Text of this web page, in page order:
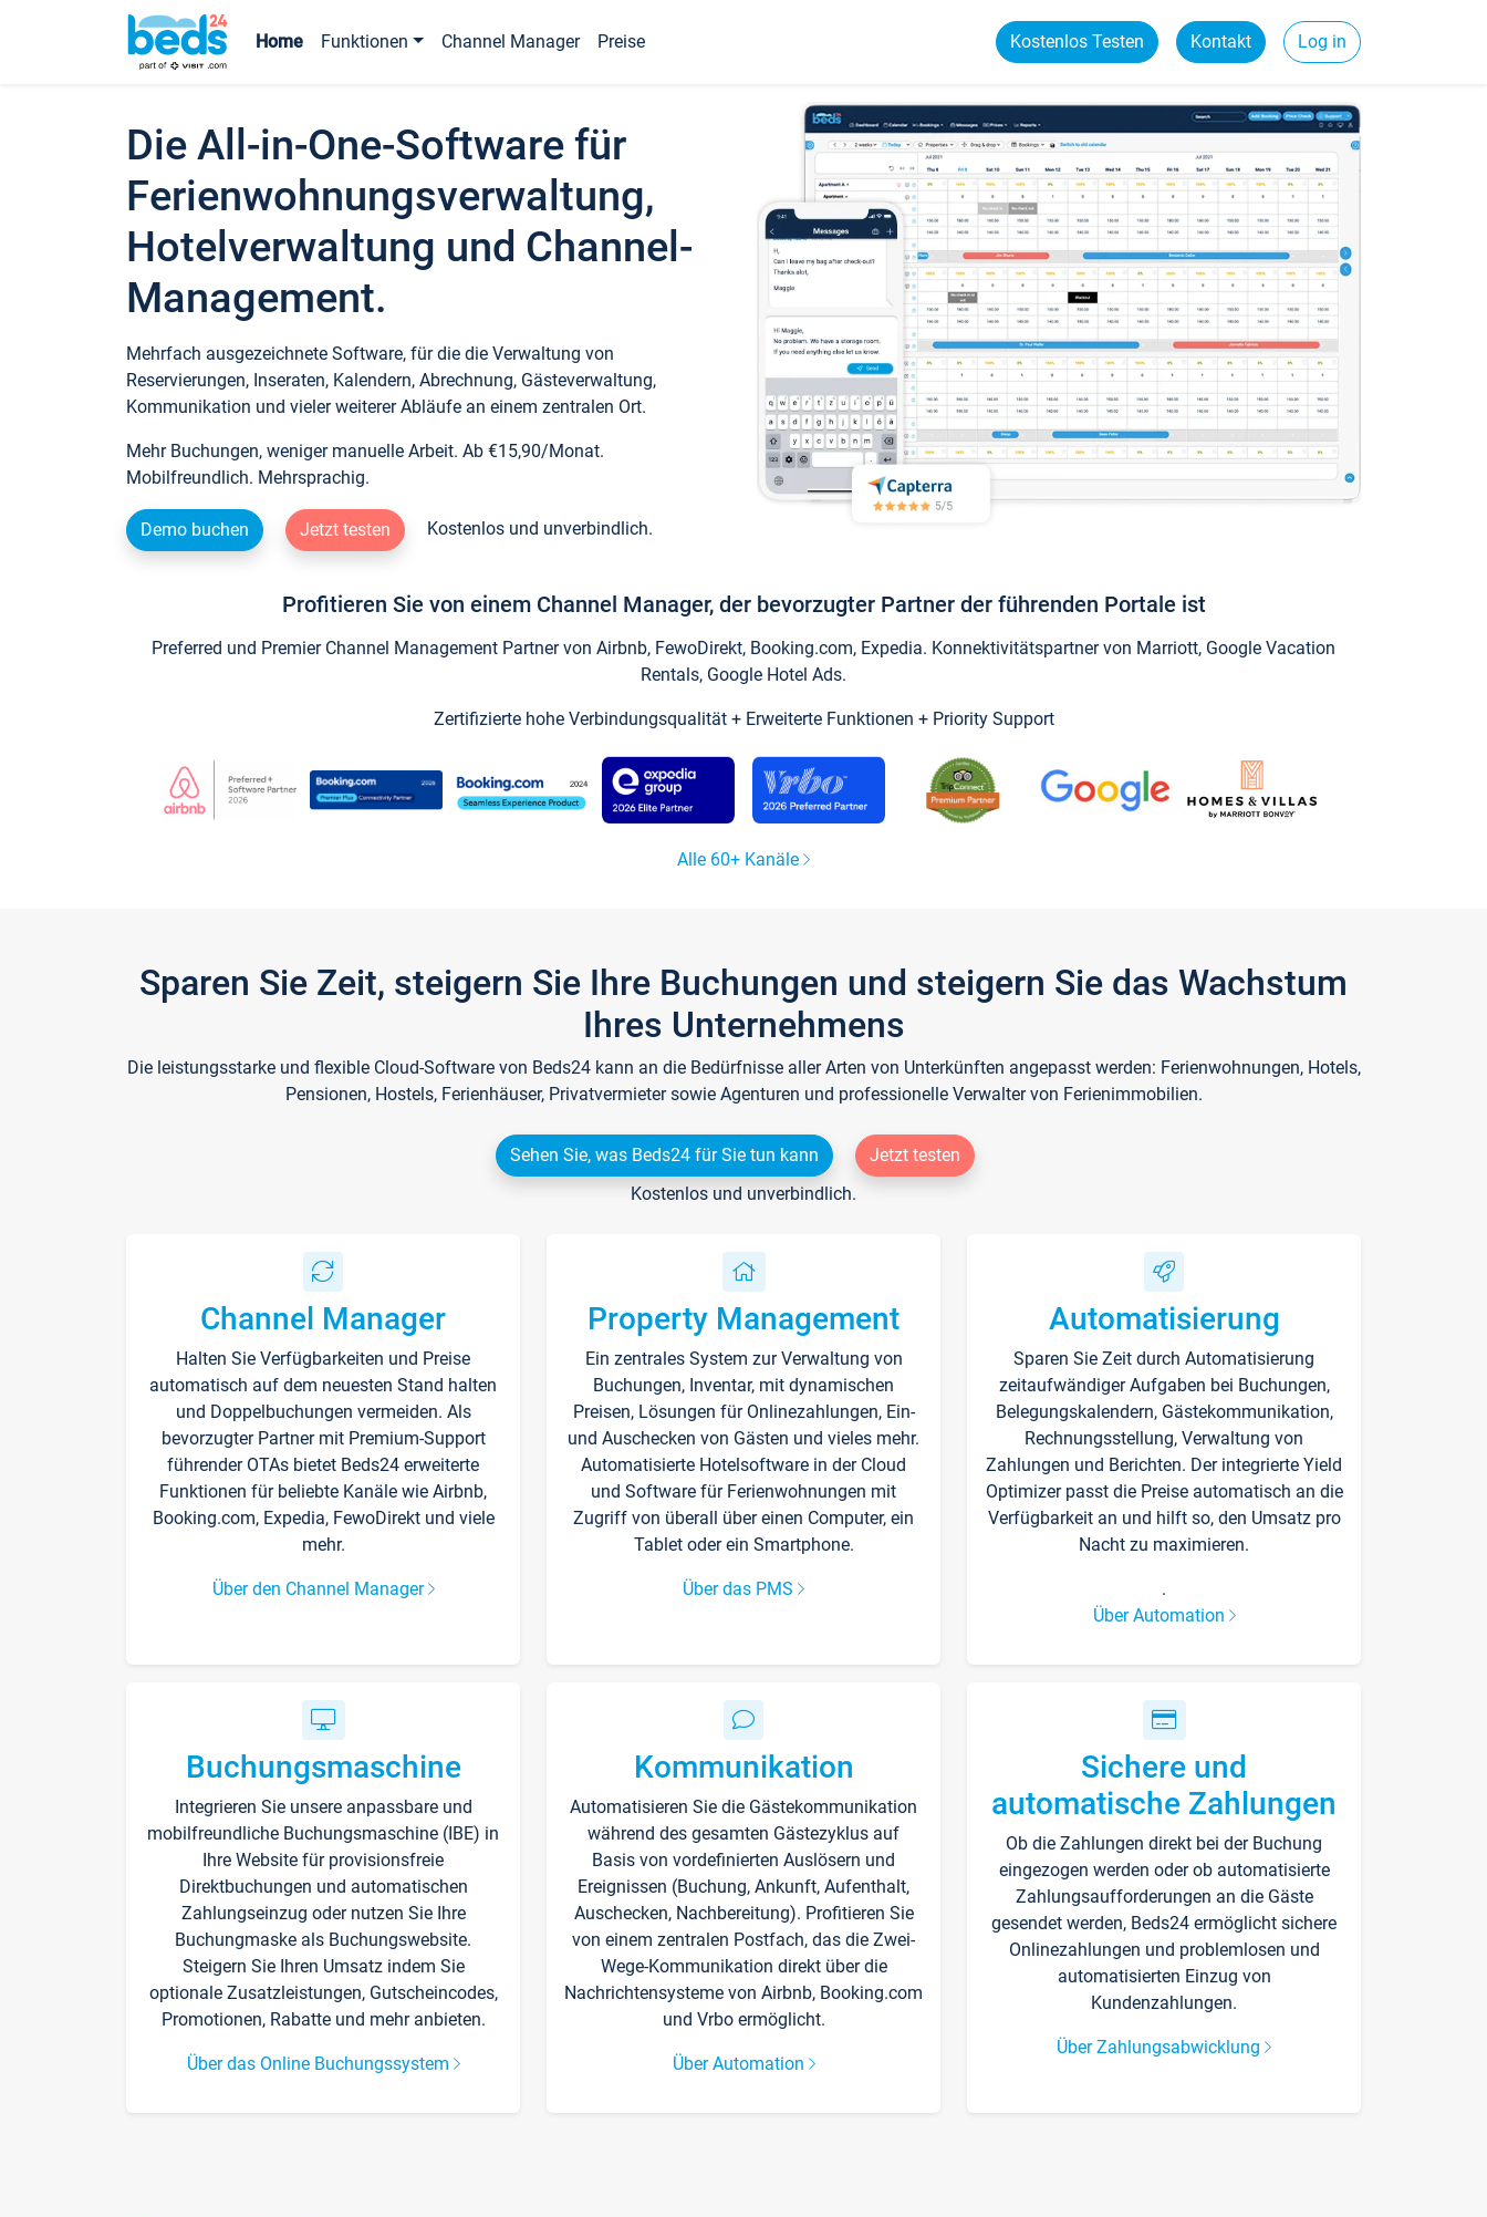
Home Funktionen Channel Manager Preise Kostenlos Testen Kontakt Log in
Die All-in-One-Software für
Ferienwohnungsverwaltung,
Hotelverwaltung und Channel-
Management.
Mehrfach ausgezeichnete Software, für die die Verwaltung von
Reservierungen, Inseraten, Kalendern, Abrechnung, Gästeverwaltung,
Kommunikation und vieler weiterer Abläufe an einem zentralen Ort.
Mehr Buchungen, weniger manuelle Arbeit. Ab €15,90/Monat.
Mobilfreundlich. Mehrsprachig.
Demo buchen Jetzt testen Kostenlos und unverbindlich.
Profitieren Sie von einem Channel Manager, der bevorzugter Partner der führenden Portale ist
Preferred und Premier Channel Management Partner von Airbnb, FewoDirekt, Booking.com, Expedia. Konnektivitätspartner von Marriott, Google Vacation
Rentals, Google Hotel Ads.
Zertifizierte hohe Verbindungsqualität + Erweiterte Funktionen + Priority Support
Alle 60+ Kanäle
Sparen Sie Zeit, steigern Sie Ihre Buchungen und steigern Sie das Wachstum
Ihres Unternehmens
Die leistungsstarke und flexible Cloud-Software von Beds24 kann an die Bedürfnisse aller Arten von Unterkünften angepasst werden: Ferienwohnungen, Hotels,
Pensionen, Hostels, Ferienhäuser, Privatvermieter sowie Agenturen und professionelle Verwalter von Ferienimmobilien.
Sehen Sie, was Beds24 für Sie tun kann
Jetzt testen
Kostenlos und unverbindlich.
Channel Manager
Halten Sie Verfügbarkeiten und Preise
automatisch auf dem neuesten Stand halten
und Doppelbuchungen vermeiden. Als
bevorzugter Partner mit Premium-Support
führender OTAs bietet Beds24 erweiterte
Funktionen für beliebte Kanäle wie Airbnb,
Booking.com, Expedia, FewoDirekt und viele
mehr.
Über den Channel Manager
Property Management
Ein zentrales System zur Verwaltung von
Buchungen, Inventar, mit dynamischen
Preisen, Lösungen für Onlinezahlungen, Ein-
und Auschecken von Gästen und vieles mehr.
Automatisierte Hotelsoftware in der Cloud
und Software für Ferienwohnungen mit
Zugriff von überall über einen Computer, ein
Tablet oder ein Smartphone.
Über das PMS
Automatisierung
Sparen Sie Zeit durch Automatisierung
zeitaufwändiger Aufgaben bei Buchungen,
Belegungskalendern, Gästekommunikation,
Rechnungsstellung, Verwaltung von
Zahlungen und Berichten. Der integrierte Yield
Optimizer passt die Preise automatisch an die
Verfügbarkeit an und hilft so, den Umsatz pro
Nacht zu maximieren.
.
Über Automation
Buchungsmaschine
Integrieren Sie unsere anpassbare und
mobilfreundliche Buchungsmaschine (IBE) in
Ihre Website für provisionsfreie
Direktbuchungen und automatischen
Zahlungseinzug oder nutzen Sie Ihre
Buchungmaske als Buchungswebsite.
Steigern Sie Ihren Umsatz indem Sie
optionale Zusatzleistungen, Gutscheincodes,
Promotionen, Rabatte und mehr anbieten.
Über das Online Buchungssystem
Kommunikation
Automatisieren Sie die Gästekommunikation
während des gesamten Gästezyklus auf
Basis von vordefinierten Auslösern und
Ereignissen (Buchung, Ankunft, Aufenthalt,
Auschecken, Nachbereitung). Profitieren Sie
von einem zentralen Postfach, das die Zwei-
Wege-Kommunikation direkt über die
Nachrichtensysteme von Airbnb, Booking.com
und Vrbo ermöglicht.
Über Automation
Sichere und
automatische Zahlungen
Ob die Zahlungen direkt bei der Buchung
eingezogen werden oder ob automatisierte
Zahlungsaufforderungen an die Gäste
gesendet werden, Beds24 ermöglicht sichere
Onlinezahlungen und problemlosen und
automatisierten Einzug von
Kundenzahlungen.
Über Zahlungsabwicklung